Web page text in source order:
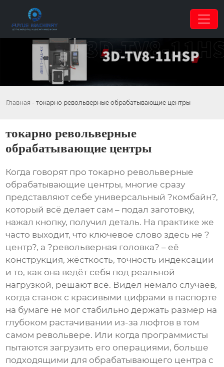
Главная - токарно револьверные обрабатывающие центры
токарно револьверные
обрабатывающие центры
Когда говорят протокарно револьверные
обрабатывающие центры, многие сразу
представляют себе универсальный ?комбайн?,
который всё делает сам – подал заготовку,
нажал кнопку, получил деталь. На практике же
часто выходит, что ключевое слово здесь не ?
центр?, а ?револьверная головка? – её
конструкция, жёсткость, точность индексации
и то, как она ведёт себя под реальной
нагрузкой, решают всё. Видел немало случаев,
когда станок с красивыми цифрами в паспорте
на бумаге не мог стабильно держать размер на
глубоком растачивании из-за люфтов в том
самом револьвере. Или когда программисты
пытаются загрузить его операциями, больше
подходящими для обрабатывающего центра с